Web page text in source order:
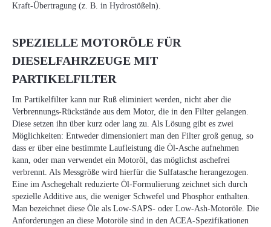
Kraft-Übertragung (z. B. in Hydrostößeln).
SPEZIELLE MOTORÖLE FÜR
DIESELFAHRZEUGE MIT
PARTIKELFILTER
Im Partikelfilter kann nur Ruß eliminiert werden, nicht aber die
Verbrennungs-Rückstände aus dem Motor, die in den Filter gelangen.
Diese setzen ihn über kurz oder lang zu. Als Lösung gibt es zwei
Möglichkeiten: Entweder dimensioniert man den Filter groß genug, so
dass er über eine bestimmte Laufleistung die Öl-Asche aufnehmen
kann, oder man verwendet ein Motoröl, das möglichst aschefrei
verbrennt. Als Messgröße wird hierfür die Sulfatasche herangezogen.
Eine im Aschegehalt reduzierte Öl-Formulierung zeichnet sich durch
spezielle Additive aus, die weniger Schwefel und Phosphor enthalten.
Man bezeichnet diese Öle als Low-SAPS- oder Low-Ash-Motoröle. Die
Anforderungen an diese Motoröle sind in den ACEA-Spezifikationen